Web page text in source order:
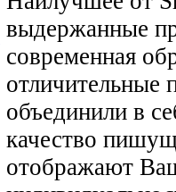
выдержанные
современная
отличительные
объединили в
качество
отображают